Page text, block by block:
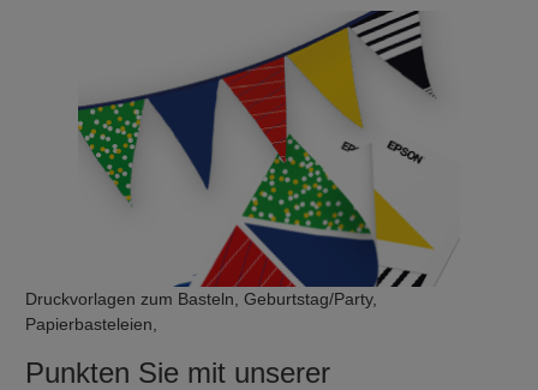
Druckvorlagen zum Basteln, Geburtstag/Party,
Papierbasteleien,
Punkten Sie mit unserer